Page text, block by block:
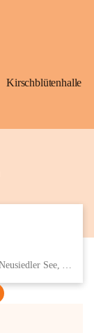
Kirschblütenhalle
Eisenstädter Straße 18, 7091 Breitenbrunn am Neusiedler See, AUT